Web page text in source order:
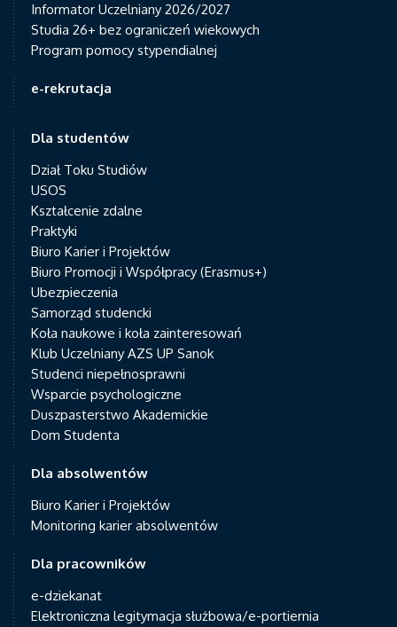
Informator Uczelniany 2026/2027
Studia 26+ bez ograniczeń wiekowych
Program pomocy stypendialnej
e-rekrutacja
Dla studentów
Dział Toku Studiów
USOS
Kształcenie zdalne
Praktyki
Biuro Karier i Projektów
Biuro Promocji i Współpracy (Erasmus+)
Ubezpieczenia
Samorząd studencki
Koła naukowe i koła zainteresowań
Klub Uczelniany AZS UP Sanok
Studenci niepełnosprawni
Wsparcie psychologiczne
Duszpasterstwo Akademickie
Dom Studenta
Dla absolwentów
Biuro Karier i Projektów
Monitoring karier absolwentów
Dla pracowników
e-dziekanat
Elektroniczna legitymacja służbowa/e-portiernia